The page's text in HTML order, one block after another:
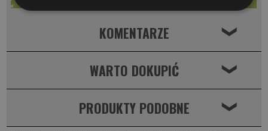
KOMENTARZE ❮
WARTO DOKUPIĆ ❮
PRODUKTY PODOBNE ❮